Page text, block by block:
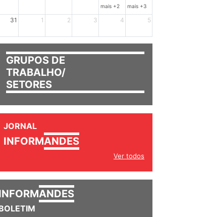
mais +2 mais +3
31 1 2 3 4 5
GRUPOS DE
TRABALHO/
SETORES
JORNAL
INFORMANDES
Ver todos
ANDES